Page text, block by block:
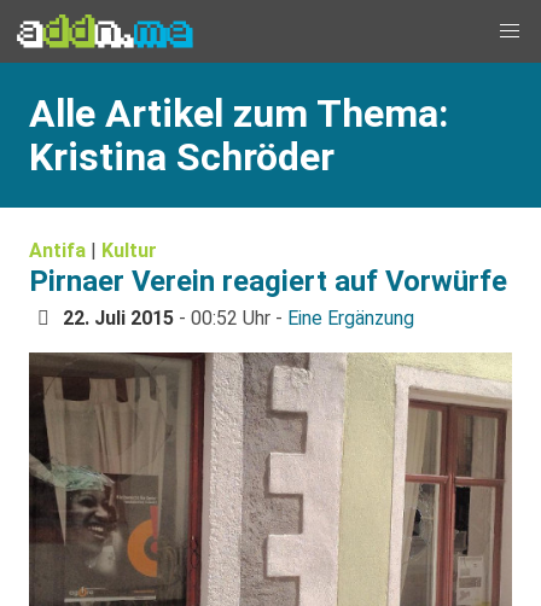
Alle Artikel zum Thema:
Kristina Schröder
Antifa | Kultur
Pirnaer Verein reagiert auf Vorwürfe
22. Juli 2015 - 00:52 Uhr - Eine Ergänzung